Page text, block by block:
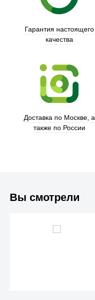
Гарантия настоящего
качества
Доставка по Москве, а
также по России
Вы смотрели